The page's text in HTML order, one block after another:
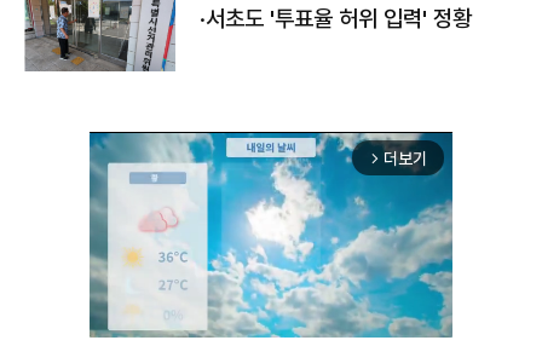
·서초도 '투표율 허위 입력' 정황
arrow_forward_ios 더보기